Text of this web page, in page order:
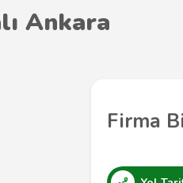
Firma
Ankara